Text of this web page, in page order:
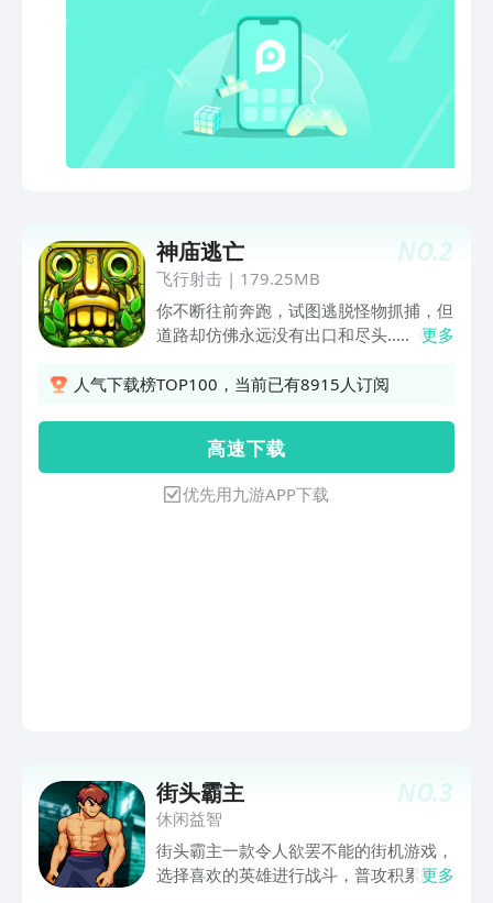
NO.2
神庙逃亡
飞行射击| 179.25MB
你不断往前奔跑，试图逃脱怪物抓捕，但
道路却仿佛永远没有出口和尽头.....《神
扮演一名冒险家来到古老的神庙中寻宝，
奔，灵活且快速的做出转弯、跳跃和卧倒
等动作。在过程中还需要时刻注意躲避坍
塌路段、越过重重障碍！在逃亡时，你可
以左右晃动设备收集金币，解锁更强力的
更多
人气下载榜TOP100，当前已有8915人订阅
高 速 下 载
优先用九游APP下载
NO.3
街头霸主
休闲益智
街头霸主一款令人欲罢不能的街机游戏，
选择喜欢的英雄进行战斗，普攻积累能更多